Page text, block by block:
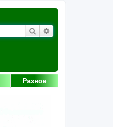
Поиск
Разное